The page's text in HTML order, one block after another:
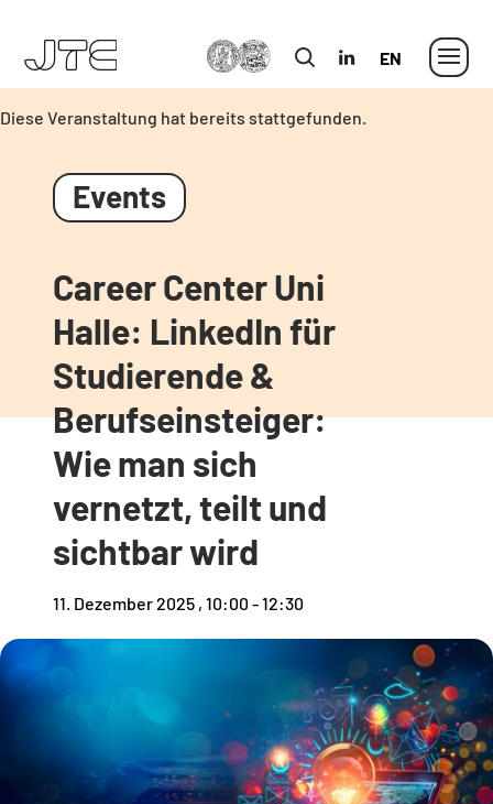
Englisch
MLU
Diese Veranstaltung hat bereits stattgefunden.
Career Center Uni
Halle: LinkedIn für
Studierende &
Berufseinsteiger:
Wie man sich
vernetzt, teilt und
sichtbar wird
11. Dezember 2025 , 10:00 -12:30